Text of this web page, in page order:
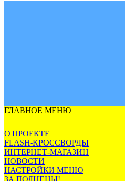
ГЛАВНОЕ МЕНЮ
О ПРОЕКТЕ
FLASH-КРОССВОРДЫ
ИНТЕРНЕТ-МАГАЗИН
НОВОСТИ
НАСТРОЙКИ МЕНЮ
ЗА ПОЛЦЕНЫ!